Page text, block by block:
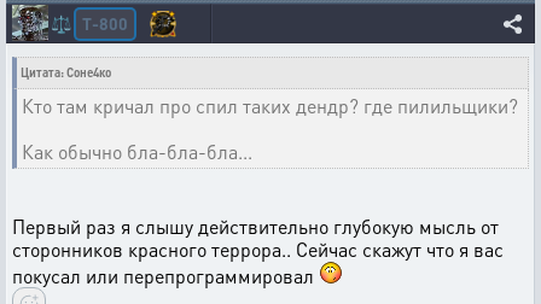
⚖️ T-800
Цитата: Соне4ко
Кто там кричал про спил таких дендр? где пилильщики?
Как обычно бла-бла-бла...
Первый раз я слышу действительно глубокую мысль от
сторонников красного террора.. Сейчас скажут что я вас
покусал или перепрограммировал